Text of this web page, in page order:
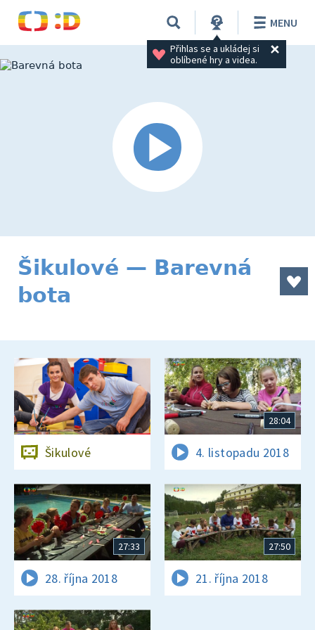
Přihlas se a ukládej si
oblíbené hry a videa.
MENU
Šikulové — Barevná
bota
Šikulové
28:04
4. listopadu 2018
27:33
28. října 2018
27:50
21. října 2018